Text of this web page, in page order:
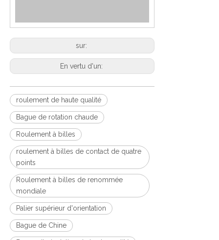
sur:
En vertu d'un:
roulement de haute qualité
Bague de rotation chaude
Roulement à billes
roulement à billes de contact de quatre
points
Roulement à billes de renommée
mondiale
Palier supérieur d'orientation
Bague de Chine